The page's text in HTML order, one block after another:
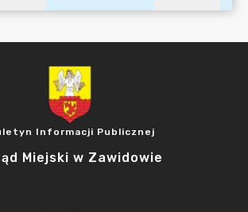
Informacji Publicznej
Miejski w Zawidowie